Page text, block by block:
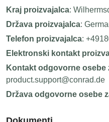
Kraj proizvajalca:
Država proizvajalca:
Telefon proizvajalca:
Elektronski kontakt
Kontakt odgovorne osebe
product.support@conrad.de
Država odgovorne osebe